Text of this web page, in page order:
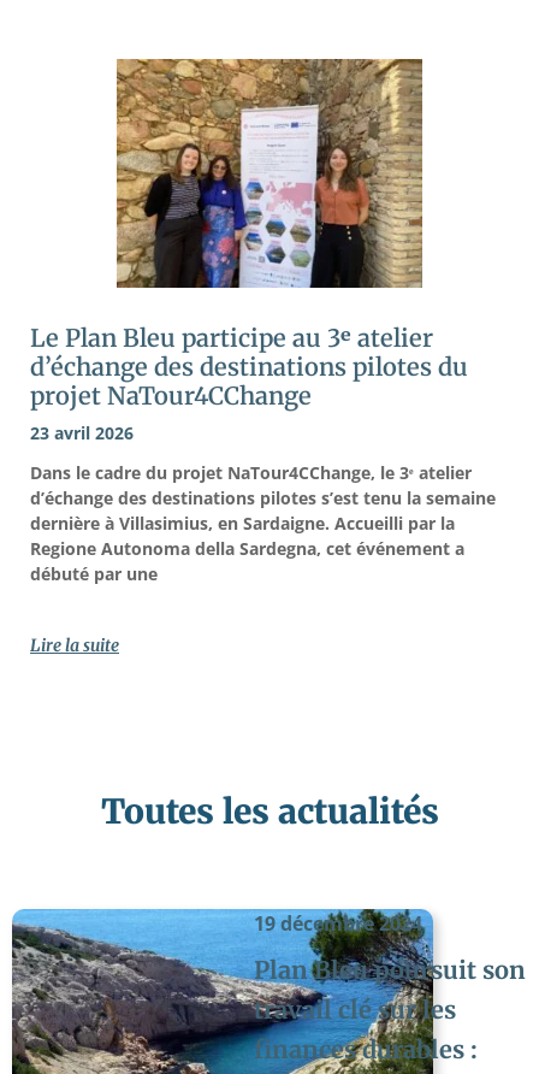
Le Plan Bleu participe au 3ᵉ atelier
d’échange des destinations pilotes du
projet NaTour4CChange
23 avril 2026
Dans le cadre du projet NaTour4CChange, le 3ᵉ atelier
d’échange des destinations pilotes s’est tenu la semaine
dernière à Villasimius, en Sardaigne. Accueilli par la
Regione Autonoma della Sardegna, cet événement a
débuté par une
Lire la suite
Toutes les actualités
19 décembre 2024
Plan Bleu poursuit son
travail clé sur les
finances durables :